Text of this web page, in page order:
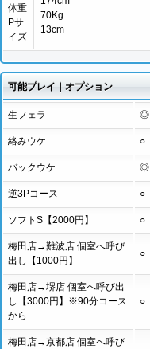
体重
Pサ
イズ
70Kg
13cm
可能プレイ｜オプション
生フェラ ◎
絡みウケ ○
バックウケ ◎
逆3Pコース ○
ソフトS【2000円】 ○
梅田店→難波店 個室へ呼び
出し【1000円】
○
梅田店→堺店 個室へ呼び出
し【3000円】※90分コース
から
○
梅田店→京都店 個室へ呼び